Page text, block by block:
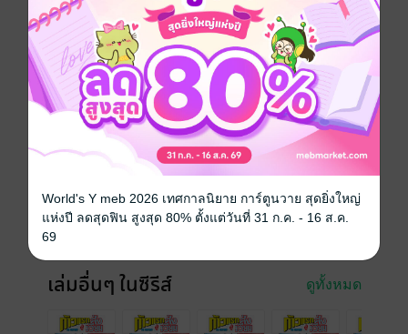
หนังสือแปล
ซีรีส์ ก้าวแรกสู่สังเวียน (รายตอน)
ประเภทไฟล์ pdf
ความยาว 18 หน้า
ราคาปก
เล่มอื่นๆ ในซีรีส์ ดูทั้งหมด
World's Y meb 2026 เทศกาลนิยาย การ์ตูนวาย สุดยิ่งใหญ่
แห่งปี ลดสุดฟิน สูงสุด 80% ตั้งแต่วันที่ 31 ก.ค. - 16 ส.ค.
69